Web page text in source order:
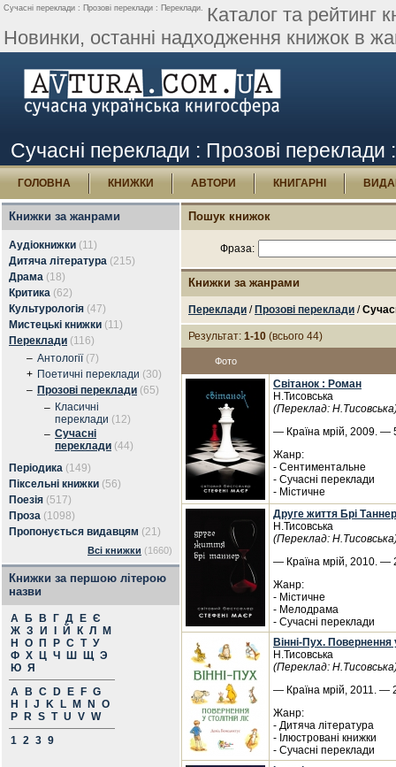
Сучасні переклади : Прозові переклади : Переклади. Каталог та рейтинг
Новинки, останні надходження книжок в
Сучасні переклади : Прозові
ГОЛОВНА КНИЖКИ АВТОРИ КНИГАРНІ
Книжки за жанрами
Аудіокнижки (11)
Дитяча література (215)
Драма (18)
Критика (62)
Культурологія (47)
Мистецькі книжки (11)
Переклади (116)
– Антології (7)
+ Поетичні переклади (30)
– Прозові переклади (65)
– Класичні
переклади (12)
– Сучасні
переклади (44)
Періодика (149)
Піксельні книжки (56)
Поезія (517)
Проза (1098)
Пропонується видавцям (21)
Всі книжки (1660)
Книжки за першою літерою
назви
А Б В Г Д Е Є
Ж З И Й К Л
М
Н
О П Р С Т У
Ф Х Ц Ч Ш Щ Э
Ю Я
A
B C D E F G
H
J K L M N
O
P
R S T U V W
1 2 3 9
Пошук книжок
Фраза:
Книжки за жанрами
Переклади / Прозові переклади /
Результат: 1-10 (всього 44)
Фото
Світанок : Роман
Н.Тисовська
(Переклад:
— Країна мрій, 2009. —
Жанр:
- Сентиментальне
- Сучасні переклади
- Містичне
Друге життя Брі
Н.Тисовська
(Переклад:
— Країна мрій, 2010. —
Жанр:
- Містичне
- Мелодрама
- Сучасні переклади
Вінні-Пух. Повернення
Н.Тисовська
(Переклад:
— Країна мрій, 2011. —
Жанр:
- Дитяча література
- Ілюстровані книжки
- Сучасні переклади